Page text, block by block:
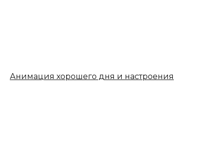
Анимация хорошего дня и настроения